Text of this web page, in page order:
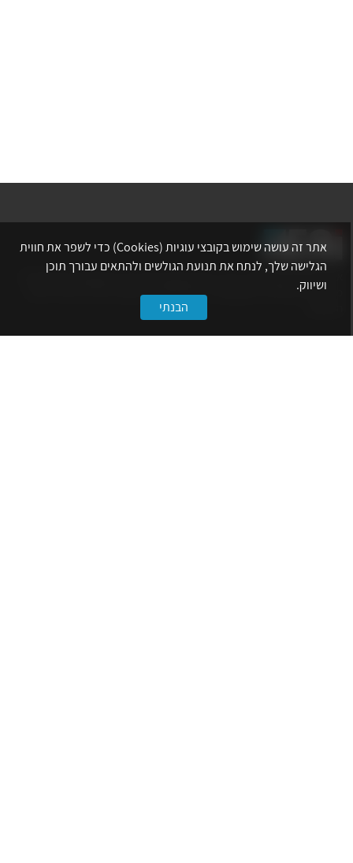
אתר לשכת המהנדסים, האדריכלים והאקדמאים בעלי המקצועות הטכנולוגיים
מרכז את הפעילויות המקצועיות, ההשתלמויות, ההטבות ואירועי הפנאי לאנשי
אתר זה עושה שימוש בקובצי עוגיות (Cookies) כדי לשפר את חווית
הגלישה שלך, לנתח את תנועת הגולשים ולהתאים עבורך תוכן
ושיווק.
הבנתי